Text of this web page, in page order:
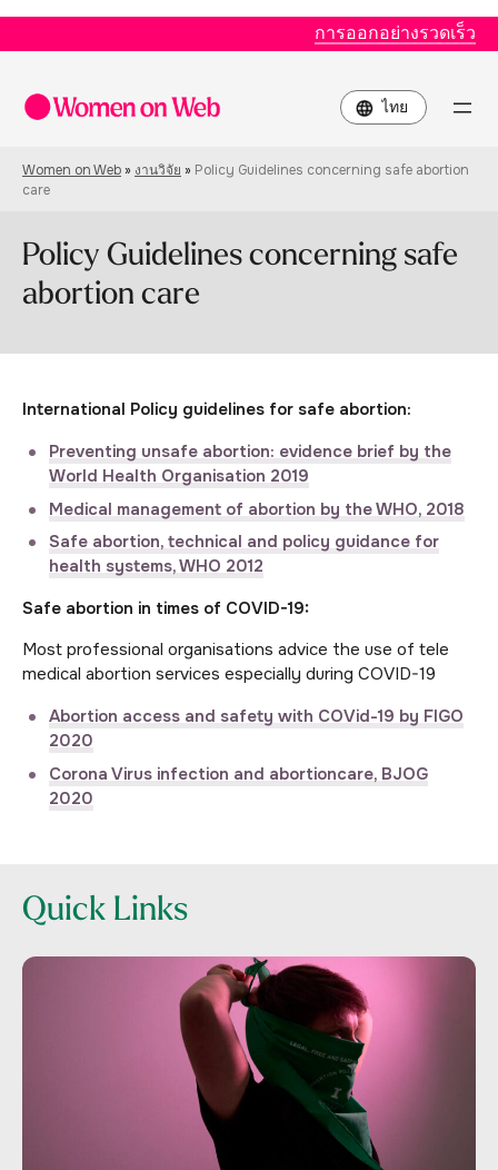
การออกอย่างรวดเร็ว
Choose
a
Women on Web » งานวิจัย » Policy Guidelines concerning safe abortion
care
Policy Guidelines concerning safe
abortion care
International Policy guidelines for safe abortion:
Preventing unsafe abortion: evidence brief by the
World Health Organisation 2019
Medical management of abortion by the WHO, 2018
Safe abortion, technical and policy guidance for
health systems, WHO 2012
Safe abortion in times of COVID-19:
Most professional organisations advice the use of tele
medical abortion services especially during COVID-19
Abortion access and safety with COVid-19 by FIGO
2020
Corona Virus infection and abortioncare, BJOG
2020
Quick Links